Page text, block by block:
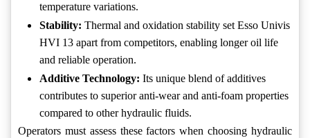
temperature variations.
Stability: Thermal and oxidation stability set Esso Univis
HVI 13 apart from competitors, enabling longer oil life
and reliable operation.
Additive Technology: Its unique blend of additives
contributes to superior anti-wear and anti-foam properties
compared to other hydraulic fluids.
Operators must assess these factors when choosing hydraulic